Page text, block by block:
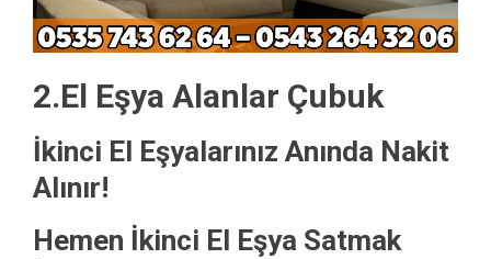
2.El Eşya Alanlar Çubuk
İkinci El Eşyalarınız Anında Nakit
Alınır!
Hemen İkinci El Eşya Satmak